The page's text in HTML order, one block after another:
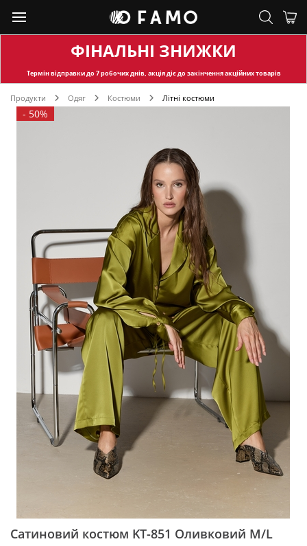
ФІНАЛЬНІ ЗНИЖКИ
Термін відправкидо 7 робочих днів, акція діє до закінчення акційних товарів
Продукти Одяг Костюми Літні костюми
- 50%
Сатиновий костюм KT-851 Оливковий M/L